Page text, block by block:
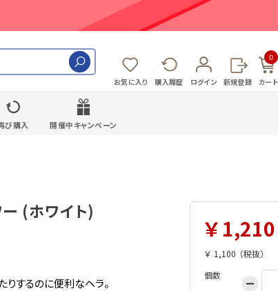
検索
お気に入り
購入履歴 ログイン 新規登録 カート
0
び購入 開催中キャンペーン
(ホワイト)
りするのに便利なヘラ。
1,210
1,100
個数